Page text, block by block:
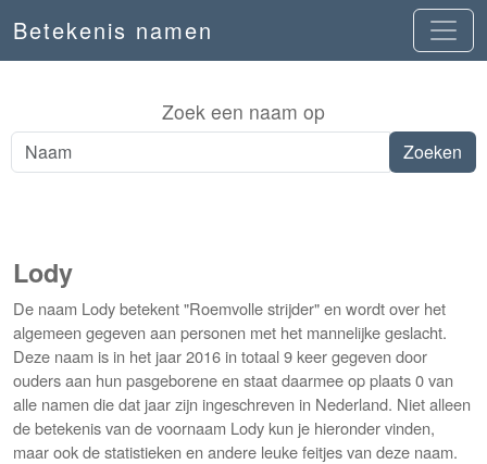
Betekenis namen
Zoek een naam op
Lody
De naam Lody betekent "Roemvolle strijder" en wordt over het
algemeen gegeven aan personen met het mannelijke geslacht.
Deze naam is in het jaar 2016 in totaal 9 keer gegeven door
ouders aan hun pasgeborene en staat daarmee op plaats 0 van
alle namen die dat jaar zijn ingeschreven in Nederland. Niet alleen
de betekenis van de voornaam Lody kun je hieronder vinden,
maar ook de statistieken en andere leuke feitjes van deze naam.